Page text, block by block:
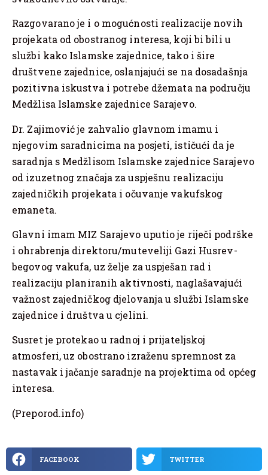
Razgovarano je i o mogućnosti realizacije novih
projekata od obostranog interesa, koji bi bili u
službi kako Islamske zajednice, tako i šire
društvene zajednice, oslanjajući se na dosadašnja
pozitivna iskustva i potrebe džemata na području
Medžlisa Islamske zajednice Sarajevo.
Dr. Zajimović je zahvalio glavnom imamu i
njegovim saradnicima na posjeti, ističući da je
saradnja s Medžlisom Islamske zajednice Sarajevo
od izuzetnog značaja za uspješnu realizaciju
zajedničkih projekata i očuvanje vakufskog
emaneta.
Glavni imam MIZ Sarajevo uputio je riječi podrške
i ohrabrenja direktoru/muteveliji Gazi Husrev-
begovog vakufa, uz želje za uspješan rad i
realizaciju planiranih aktivnosti, naglašavajući
važnost zajedničkog djelovanja u službi Islamske
zajednice i društva u cjelini.
Susret je protekao u radnoj i prijateljskoj
atmosferi, uz obostrano izraženu spremnost za
nastavak i jačanje saradnje na projektima od općeg
interesa.
(Preporod.info)
FACEBOOK TWITTER